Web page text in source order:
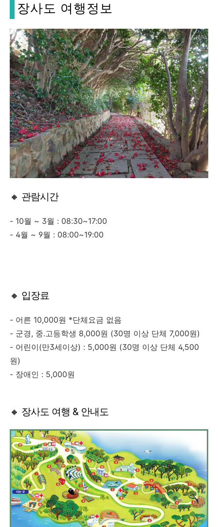
장사도 여행정보
🔸 관람시간
- 10월 ~ 3월 : 08:30~17:00
- 4월 ~ 9월 : 08:00~19:00
🔸 입장료
- 어른 10,000원 *단체요금 없음
- 군경, 중.고등학생 8,000원 (30명 이상 단체 7,000원)
- 어린이(만3세이상) : 5,000원 (30명 이상 단체 4,500
원)
- 장애인 : 5,000원
🔸 장사도 여행 & 안내도